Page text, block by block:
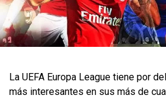
La UEFA Europa League tiene por
más interesantes en sus más de